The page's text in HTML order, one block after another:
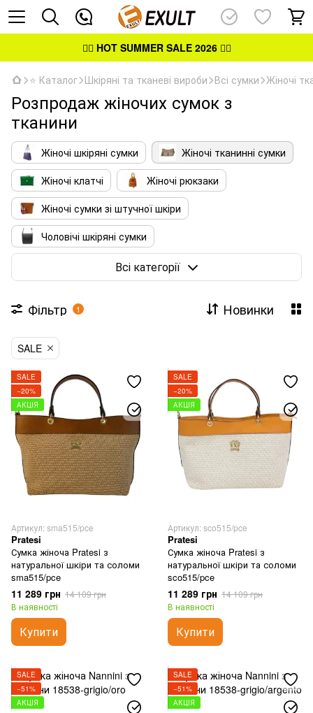
👉🏻 HOT SUMMER SALE 2026👈🏻
⭐ Каталог Шкіряні та тканеві вироби Всі сумки Жіночі
Розпродаж жіночих сумок з
тканини
Жіночі шкіряні сумки
Жіночі тканинні сумки
Жіночі клатчі
Жіночі рюкзаки
Жіночі сумки зі штучної шкіри
Чоловічі шкіряні сумки
Чоловічі тканинні сумки
Тканинні сумки універсальні
Сумки з відділенням під ноутбук
Сумки для документів формату А4
Всі категорії
Фільтр 1 Новинки
SALE
SALE
−20%
АКЦІЯ
Артикул: sma515/pce
Pratesi
Сумка жіноча Pratesi з
натуральної шкіри та соломи
sma515/pce
11 289 грн 14 109 грн
В наявності
Купити
SALE
−20%
АКЦІЯ
Артикул: sco515/pce
Pratesi
Сумка жіноча Pratesi з
натуральної шкіри та соломи
sco515/pce
11 289 грн 14 109 грн
В наявності
Купити
SALE
−51%
АКЦІЯ
SALE
−51%
АКЦІЯ